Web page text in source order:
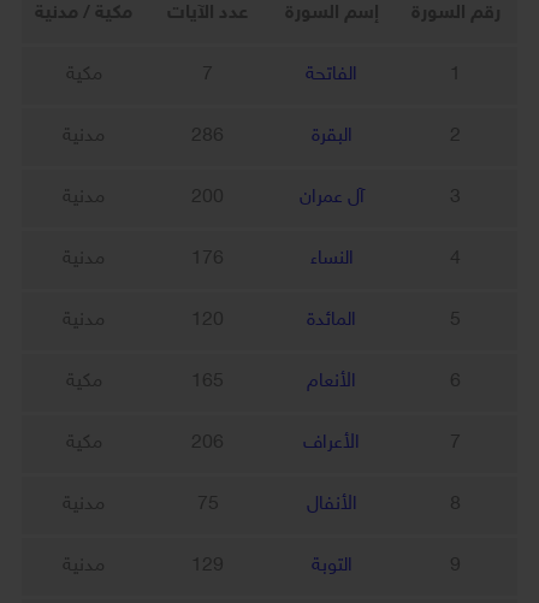
رقم السورة إسم السورة عدد الآيات مكية / مدنية
1 الفاتحة 7 مكية
2 البقرة 286 مدنية
3 آل عمران 200 مدنية
4 النساء 176 مدنية
5 المائدة 120 مدنية
6 الأنعام 165 مكية
7 الأعراف 206 مكية
8 الأنفال 75 مدنية
9 التوبة 129 مدنية